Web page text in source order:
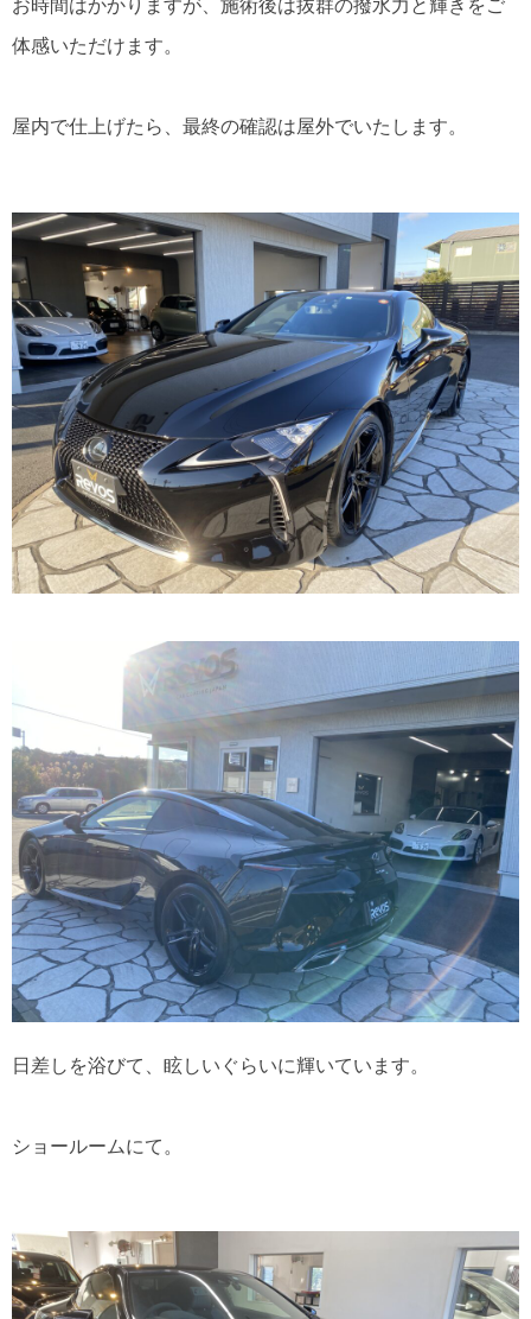
お時間はかかりますが、施術後は抜群の撥水力と輝きをご
体感いただけます。
屋内で仕上げたら、最終の確認は屋外でいたします。
日差しを浴びて、眩しいぐらいに輝いています。
ショールームにて。